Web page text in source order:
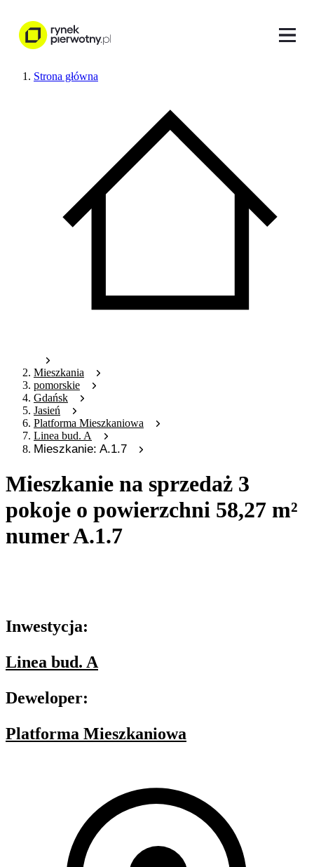
Strona główna
Mieszkania
pomorskie
Gdańsk
Jasień
Platforma Mieszkaniowa
Linea bud. A
Mieszkanie: A.1.7
Mieszkanie na sprzedaż 3
pokoje o powierzchni 58,27 m²
numer A.1.7
Inwestycja:
Linea bud. A
Deweloper:
Platforma Mieszkaniowa